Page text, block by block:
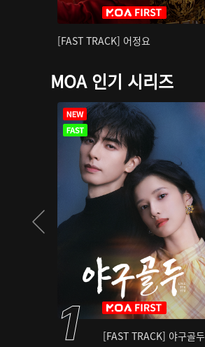
[FAST TRACK] 어정요
MOA 인기 시리즈
[FAST TRACK] 야구골두